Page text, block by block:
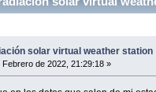
solar virtual weather station
Febrero de 2022, 21:29:18 »